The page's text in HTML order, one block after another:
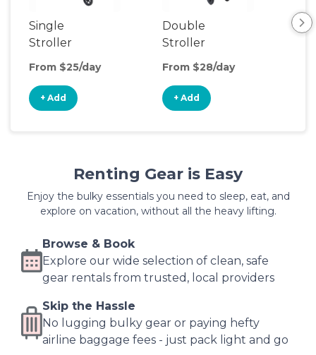
Single
Stroller
From $25/day
+ Add
Double
Stroller
From $28/day
+ Add
Renting Gear is Easy
Enjoy the bulky essentials you need to sleep, eat, and
explore on vacation, without all the heavy lifting.
Browse & Book
Explore our wide selection of clean, safe
gear rentals from trusted, local providers
Skip the Hassle
No lugging bulky gear or paying hefty
airline baggage fees - just pack light and go